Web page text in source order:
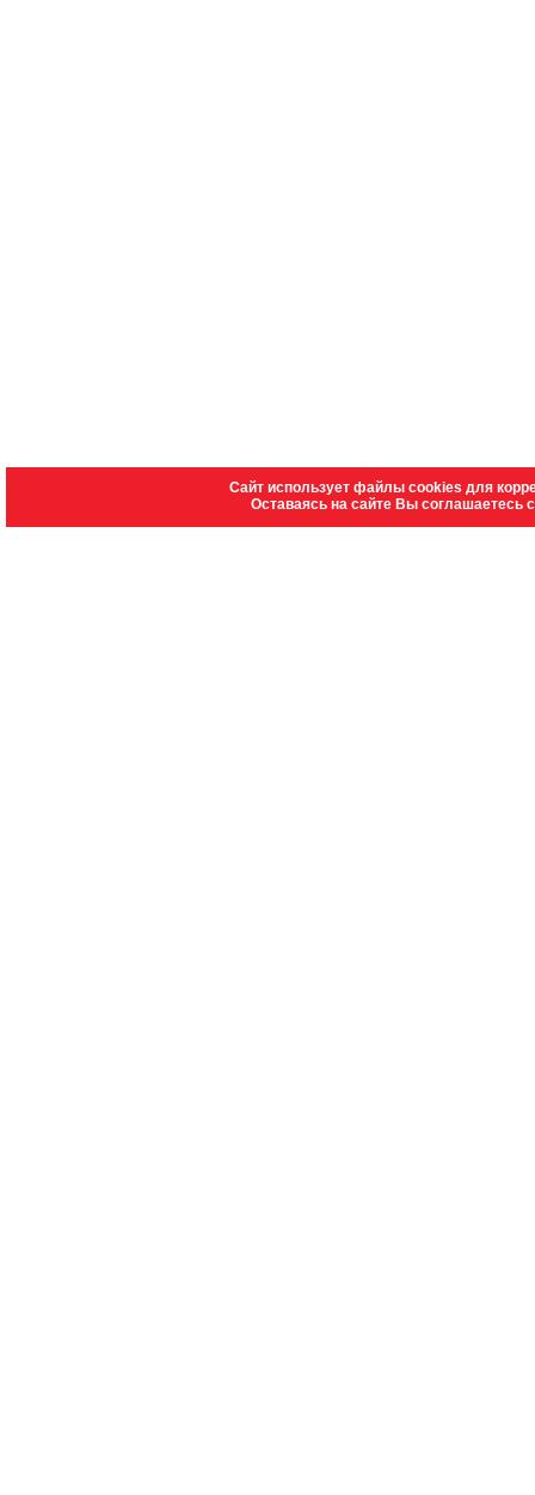
Сайт использует файлы cookies для
Оставаясь на сайте Вы соглашаетесь